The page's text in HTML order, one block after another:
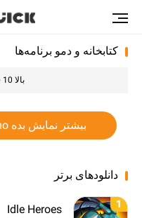
کتابخانه و دمو برنامه‌ها
بالا 10 ~ 18
بیشتر نمایش بده Libraries & Demo برنامه‌ها
دانلودهای برتر
1
Idle Heroes